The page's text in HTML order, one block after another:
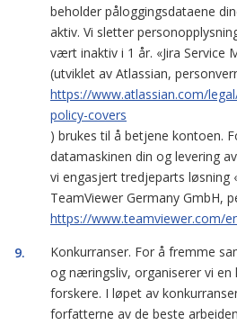
beholder påloggingsdataene
aktiv. Vi sletter
vært inaktiv i 1 år. «Jira Service
(utviklet av Atlassian,
https://www.atlassian.com/
policy-covers
) brukes til å betjene kontoen.
datamaskinen din og levering
vi engasjert tredjeparts løsning
TeamViewer Germany GmbH,
https://www.teamviewer.com/
Konkurranser. For å fremme
og næringsliv, organiserer vi en
forskere. I løpet av
forfatterne av de beste